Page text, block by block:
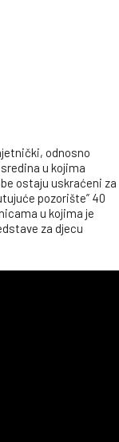
odnosno
u kojima
ostaju uskraćeni za
pozorište” 40
u kojima je
za djecu